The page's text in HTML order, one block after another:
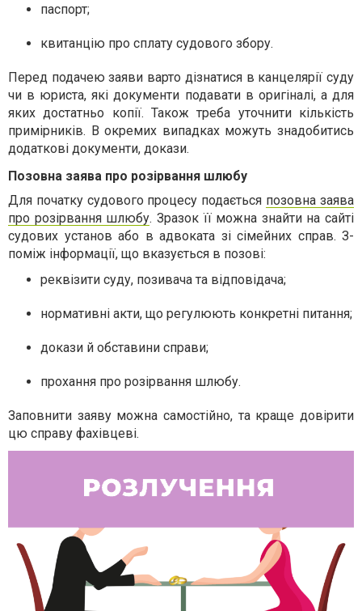
паспорт;
квитанцію про сплату судового збору.
Перед подачею заяви варто дізнатися в канцелярії суду
чи в юриста, які документи подавати в оригіналі, а для
яких достатньо копії. Також треба уточнити кількість
примірників. В окремих випадках можуть знадобитись
додаткові документи, докази.
Позовна заява про розірвання шлюбу
Для початку судового процесу подається позовна заява
про розірвання шлюбу. Зразок її можна знайти на сайті
судових установ або в адвоката зі сімейних справ. З-
поміж інформації, що вказується в позові:
реквізити суду, позивача та відповідача;
нормативні акти, що регулюють конкретні питання;
докази й обставини справи;
прохання про розірвання шлюбу.
Заповнити заяву можна самостійно, та краще довірити
цю справу фахівцеві.